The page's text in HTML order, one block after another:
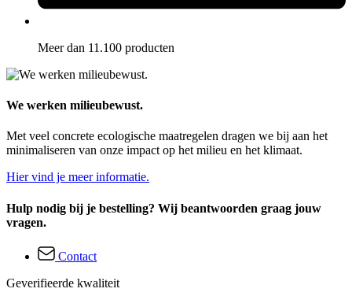
Meer dan 11.100 producten
We werken milieubewust.
Met veel concrete ecologische maatregelen dragen we bij aan het
minimaliseren van onze impact op het milieu en het klimaat.
Hier vind je meer informatie.
Hulp nodig bij je bestelling? Wij beantwoorden graag jouw
vragen.
Contact
Geverifieerde kwaliteit